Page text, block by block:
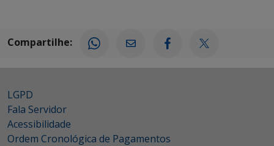
Compartilhe:
LGPD
Fala Servidor
Acessibilidade
Ordem Cronológica de Pagamentos